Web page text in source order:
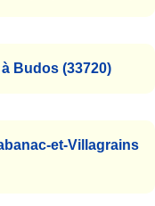
Budos (33720)
et-Villagrains